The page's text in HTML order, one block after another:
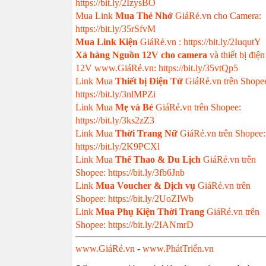
https://bit.ly/2IzysBO
Mua Link Mua Thẻ Nhớ GiáRẻ.vn cho Camera:
https://bit.ly/35rSfvM
Mua Link Kiện GiáRẻ.vn : https://bit.ly/2IuqutY
Xả hàng Nguồn 12V cho camera và thiết bị điện
12V www.GiáRẻ.vn: https://bit.ly/35vtQp5
Link Mua Thiết bị Điện Tử GiáRẻ.vn trên
https://bit.ly/3nlMPZi
Link Mua Mẹ và Bé GiáRẻ.vn trên Shopee:
https://bit.ly/3ks2zZ3
Link Mua Thời Trang Nữ GiáRẻ.vn trên Shopee:
https://bit.ly/2K9PCXl
Link Mua Thể Thao & Du Lịch GiáRẻ.vn trên
Shopee: https://bit.ly/3fb6Jnb
Link Mua Voucher & Dịch vụ GiáRẻ.vn trên
Shopee: https://bit.ly/2UoZIWb
Link Mua Phụ Kiện Thời Trang GiáRẻ.vn trên
Shopee: https://bit.ly/2IANmrD
www.GiáRẻ.vn - www.PhátTriển.vn